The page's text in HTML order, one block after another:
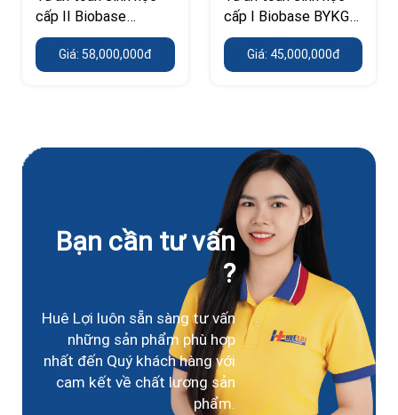
cấp II Biobase
11231BBC86
Giá: 58,000,000đ
cấp I Biobase BYKG-
V
Giá: 45,000,000đ
Bạn cần tư vấn
?
Huê Lợi luôn sẵn sàng tư vấn
những sản phẩm phù hợp
nhất đến Quý khách hàng với
cam kết về chất lượng sản
phẩm.